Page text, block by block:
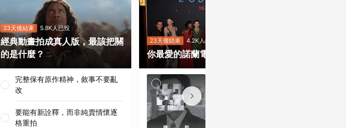
23天後結束 5.8K人已投
經典動畫拍成真人版，最該把關
的是什麼？
完整保有原作精神，敘事不要亂
改
要能有新詮釋，而非純賣情懷逐
格重拍
23天後結束 4.2K人次
你最愛的諾蘭電影是哪一部？